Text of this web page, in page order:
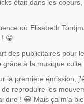
était dans les
où Elisabeth
! 😀
des publicitaires pour
à la musique culte.
la première émission,
reproduire les
dire ! 😀 Mais ça m’a